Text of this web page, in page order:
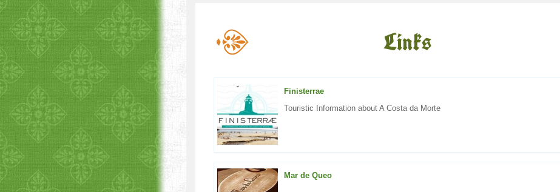
Links
Finisterrae
Touristic Information about A Costa da Morte
Mar de Queo